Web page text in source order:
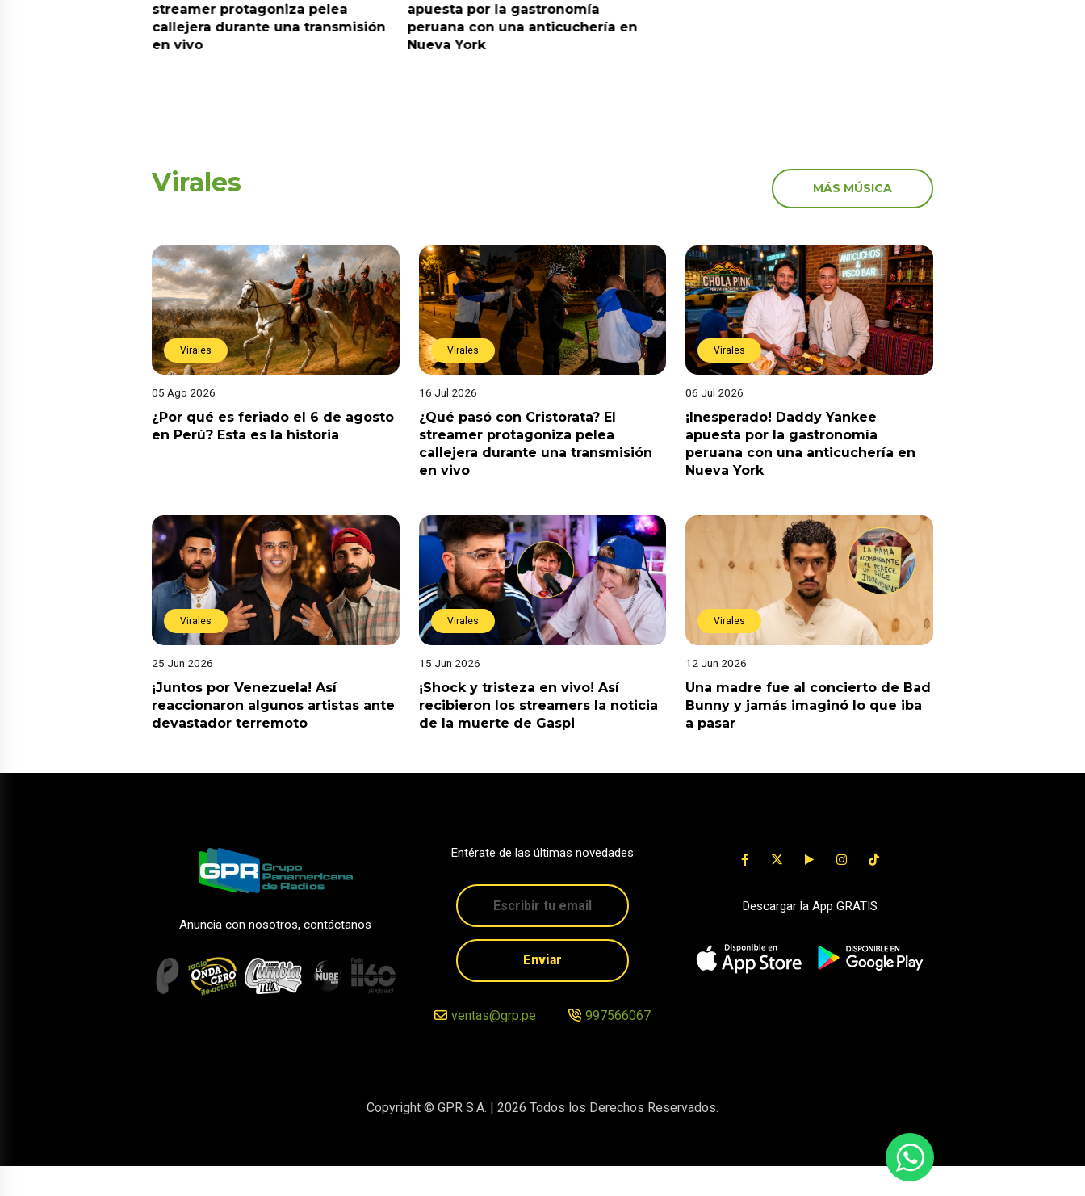
streamer protagoniza pelea
callejera durante una transmisión
en vivo
apuesta por la gastronomía
peruana con una anticuchería en
Nueva York
Virales MÁS MÚSICA
Virales
05 Ago 2026
¿Por qué es feriado el 6 de agosto
en Perú? Esta es la historia
Virales
16 Jul 2026
¿Qué pasó con Cristorata? El
streamer protagoniza pelea
callejera durante una transmisión
en vivo
Virales
06 Jul 2026
¡Inesperado! Daddy Yankee
apuesta por la gastronomía
peruana con una anticuchería en
Nueva York
Virales
25 Jun 2026
¡Juntos por Venezuela! Así
reaccionaron algunos artistas ante
devastador terremoto
Virales
15 Jun 2026
¡Shock y tristeza en vivo! Así
recibieron los streamers la noticia
de la muerte de Gaspi
Virales
12 Jun 2026
Una madre fue al concierto de Bad
Bunny y jamás imaginó lo que iba
a pasar
Anuncia con nosotros, contáctanos
Entérate de las últimas novedades
Enviar
ventas@grp.pe 997566067
Descargar la App GRATIS
Copyright © GPR S.A. | 2026 Todos los Derechos Reservados.